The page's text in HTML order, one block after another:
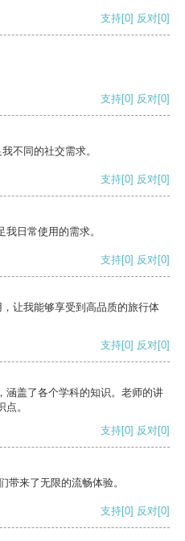
支持[0] 反对[0]
支持[0] 反对[0]
不同的社交需求。
支持[0] 反对[0]
日常使用的需求。
支持[0] 反对[0]
让我能够享受到高品质的旅行体
支持[0] 反对[0]
涵盖了各个学科的知识。老师的讲
。
支持[0] 反对[0]
带来了无限的流畅体验。
支持[0] 反对[0]